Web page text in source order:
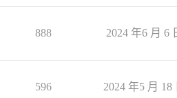
888 2024 年6 月 6
596 2024 年5 月 18